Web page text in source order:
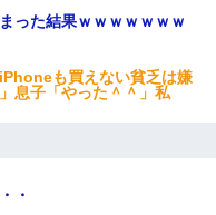
った結果ｗｗｗｗｗｗｗ
も買えない貧乏は嫌
息子「やった＾＾」私
・